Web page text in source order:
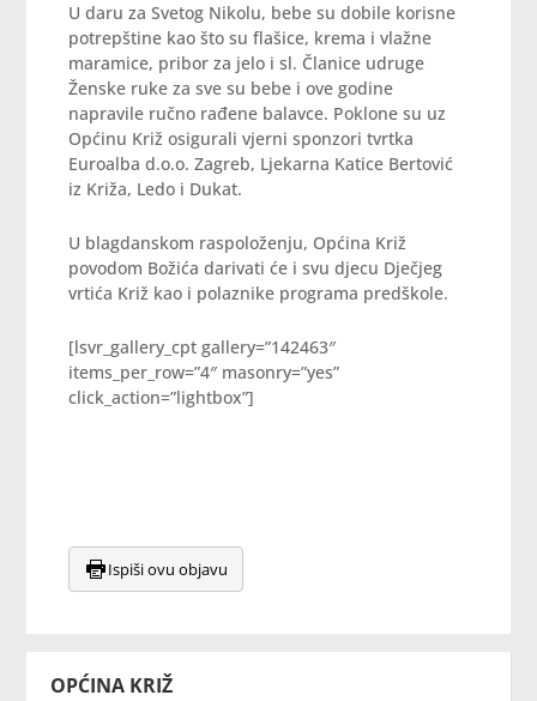
OPĆINA KRIŽ
U daru za Svetog Nikolu, bebe su dobile korisne
potrepštine kao što su flašice, krema i vlažne
maramice, pribor za jelo i sl. Članice udruge
Ženske ruke za sve su bebe i ove godine
napravile ručno rađene balavce. Poklone su uz
Općinu Križ osigurali vjerni sponzori tvrtka
Euroalba d.o.o. Zagreb, Ljekarna Katice Bertović
iz Križa, Ledo i Dukat.
U blagdanskom raspoloženju, Općina Križ
povodom Božića darivati će i svu djecu Dječjeg
vrtića Križ kao i polaznike programa predškole.
[lsvr_gallery_cpt gallery=”142463″
items_per_row=”4″ masonry=”yes”
click_action=”lightbox”]
Ispiši ovu objavu